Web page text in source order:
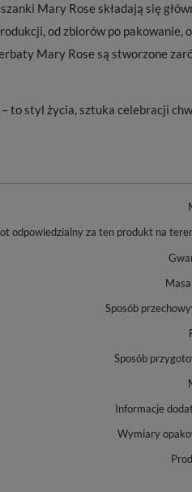
Mary Rose składają się
od zbiorów po pakowanie,
Mary Rose są stworzone
– to styl życia, sztuka celebracji
odpowiedzialny za ten produkt na
Sposób
Sposób
Informacje
Wymiary